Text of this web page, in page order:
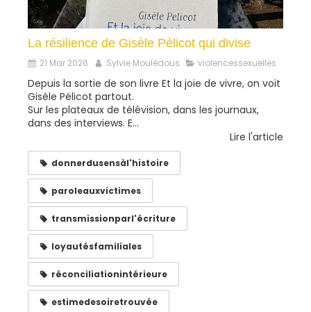
La résilience de Gisèle Pélicot qui divise
21 Mar 2026 Sylvie Moulédous violencessexuelles
Depuis la sortie de son livre Et la joie de vivre, on voit
Gisèle Pélicot partout.
Sur les plateaux de télévision, dans les journaux,
dans des interviews. E...
Lire l'article
donnerdusensàl'histoire
paroleauxvictimes
transmissionparl'écriture
loyautésfamiliales
réconciliationintérieure
estimedesoiretrouvée